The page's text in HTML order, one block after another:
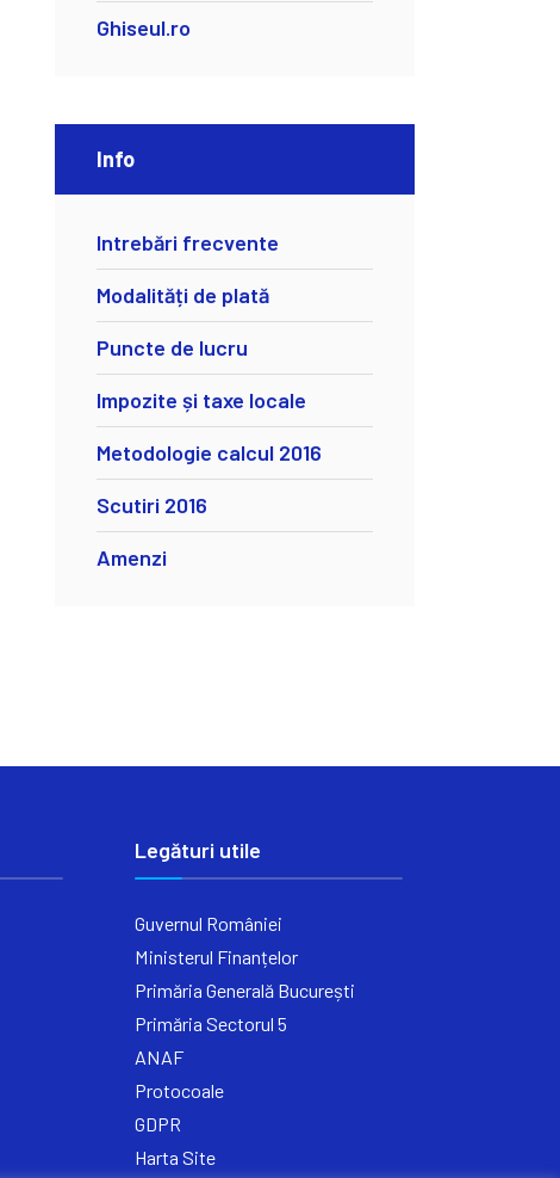
Ghiseul.ro
Info
Intrebări frecvente
Modalități de plată
Puncte de lucru
Impozite și taxe locale
Metodologie calcul 2016
Scutiri 2016
Amenzi
Legături utile
Guvernul României
Ministerul Finanțelor
Primăria Generală București
Primăria Sectorul 5
ANAF
Protocoale
GDPR
Harta Site